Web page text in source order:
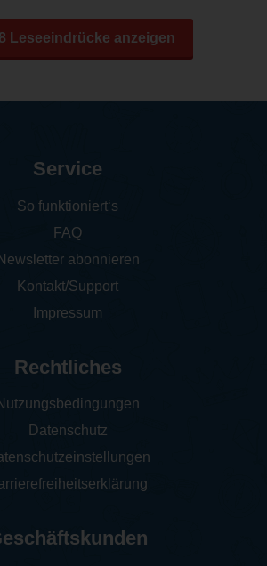
Leseeindrücke anzeigen
Service
So funktioniert‘s
FAQ
Newsletter abonnieren
Kontakt/Support
Impressum
Rechtliches
Datenschutz